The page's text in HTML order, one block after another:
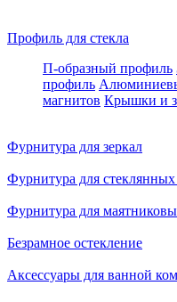
Профиль для стекла
П-образный профиль
профиль
магнитов Крышки и
Фурнитура для зеркал
Фурнитура для
Фурнитура для
Безрамное остекление
Аксессуары для ванной